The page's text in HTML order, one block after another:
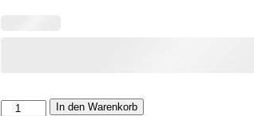
machmabudder-
In den Warenkorb